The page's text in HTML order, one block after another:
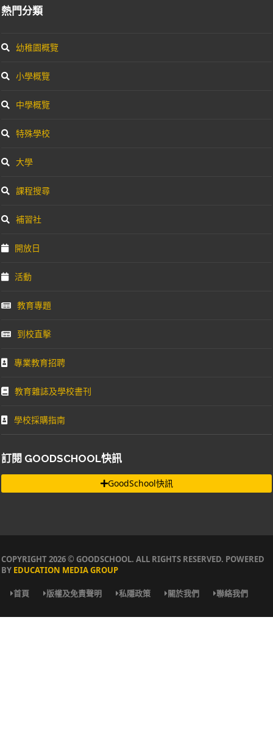
熱門分類
幼稚園概覽
小學概覽
中學概覽
特殊學校
大學
課程搜尋
補習社
開放日
活動
教育專題
到校直擊
專業教育招聘
教育雜誌及學校書刊
學校採購指南
訂閱 GOODSCHOOL快訊
GoodSchool快訊
COPYRIGHT 2026 © GOODSCHOOL. ALL RIGHTS RESERVED. POWERED
BY EDUCATION MEDIA GROUP
首頁 版權及免責聲明 私隱政策 關於我們 聯絡我們